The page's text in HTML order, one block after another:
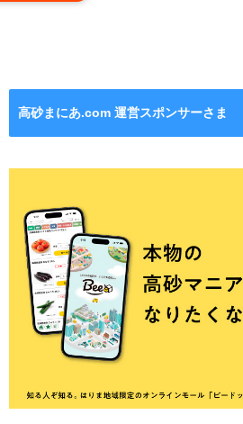
高砂まにあ.com 運営スポンサーさま